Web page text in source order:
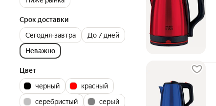
Срок доставки
Сегодня‐завтра
До 7 дней
Неважно
Цвет
черный
красный
серебристый
серый